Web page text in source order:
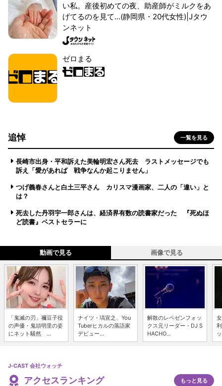
い私。産後初めての夜、助産師がミルクをあ
げてるのを見て...(静岡県・20代女性)|Jタウ
ンネット
ゼロまる
追悼 一覧を見る
長崎市出身・平和訴えた美輪明宏さん死去 ラストメッセージでも
訴え「愛があれば 戦争なんか起こりません」
つげ義春さんと白土三平さん カリスマ漫画家、二人の「違い」と
は？
死去した丹羽宇一郎さんは、経済界有数の読書家だった 『死ぬほ
ど読書』ベストセラーに
動画で見る 画像で見る
「鬼滅の刃」禰豆子役
の声優・鬼頭明里の姿
にネット騒然 ...
ナイツ・塙宣之、You
Tuberヒカルの落語家
デビュー...
解散のレペゼンフォッ
クス元リーダー・DJ S
HACHO...
J-CAST 会社ウォッチ
アクセスランキング もっと見る